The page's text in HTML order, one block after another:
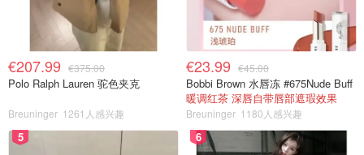
€207.99 €375.00
Polo Ralph Lauren 驼色夹克
Breuninger 1261人感兴趣
€23.99 €45.00
Bobbi Brown 水唇冻 #675Nude Buff
暖调红茶 深唇自带唇部遮瑕效果
Breuninger 1180人感兴趣
5 6